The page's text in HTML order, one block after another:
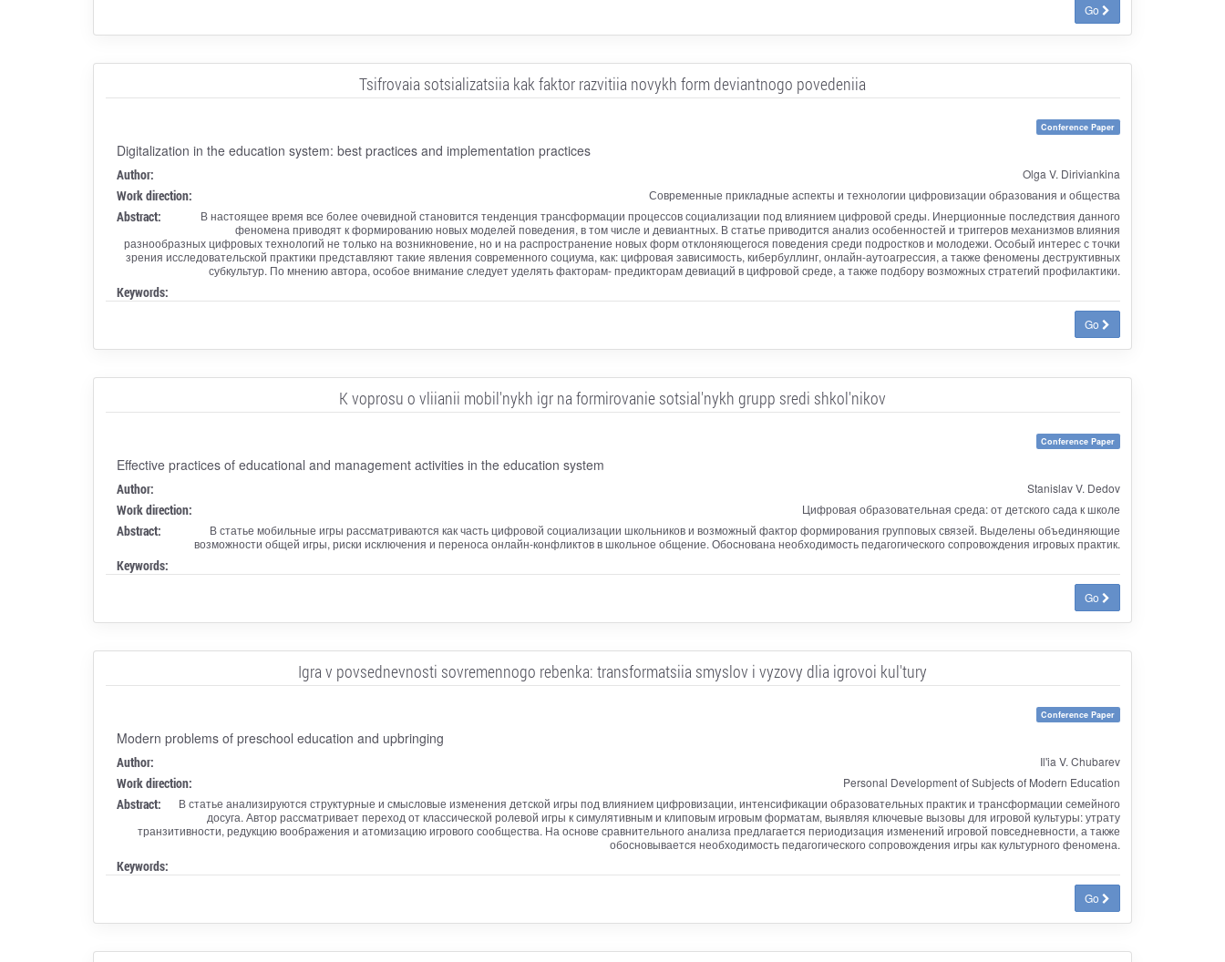
Go
Tsifrovaia sotsializatsiia kak faktor razvitiia novykh form deviantnogo povedeniia
Conference Paper
Digitalization in the education system: best practices and implementation practices
Author: Olga V. Diriviankina
Work direction: Современные прикладные аспекты и технологии цифровизации образования и общества
Abstract:
В настоящее время все более очевидной становится тенденция трансформации процессов социализации под влиянием цифровой среды. Инерционные последствия данного
феномена приводят к формированию новых моделей поведения, в том числе и девиантных. В статье приводится анализ особенностей и триггеров механизмов влияния
разнообразных цифровых технологий не только на возникновение, но и на распространение новых форм отклоняющегося поведения среди подростков и молодежи. Особый интерес с точки
зрения исследовательской практики представляют такие явления современного социума, как: цифровая зависимость, кибербуллинг, онлайн-аутоагрессия, а также феномены деструктивных
субкультур. По мнению автора, особое внимание следует уделять факторам- предикторам девиаций в цифровой среде, а также подбору возможных стратегий профилактики.
Keywords:
Go
K voprosu o vliianii mobil'nykh igr na formirovanie sotsial'nykh grupp sredi shkol'nikov
Conference Paper
Effective practices of educational and management activities in the education system
Author: Stanislav V. Dedov
Work direction: Цифровая образовательная среда: от детского сада к школе
Abstract:
В статье мобильные игры рассматриваются как часть цифровой социализации школьников и возможный фактор формирования групповых связей. Выделены объединяющие
возможности общей игры, риски исключения и переноса онлайн-конфликтов в школьное общение. Обоснована необходимость педагогического сопровождения игровых практик.
Keywords:
Go
Igra v povsednevnosti sovremennogo rebenka: transformatsiia smyslov i vyzovy dlia igrovoi kul'tury
Conference Paper
Modern problems of preschool education and upbringing
Author: Il'ia V. Chubarev
Work direction: Personal Development of Subjects of Modern Education
Abstract:
В статье анализируются структурные и смысловые изменения детской игры под влиянием цифровизации, интенсификации образовательных практик и трансформации семейного
досуга. Автор рассматривает переход от классической ролевой игры к симулятивным и клиповым игровым форматам, выявляя ключевые вызовы для игровой культуры: утрату
транзитивности, редукцию воображения и атомизацию игрового сообщества. На основе сравнительного анализа предлагается периодизация изменений игровой повседневности, а также
обосновывается необходимость педагогического сопровождения игры как культурного феномена.
Keywords:
Go